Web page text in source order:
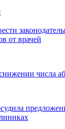
от врачей
числа